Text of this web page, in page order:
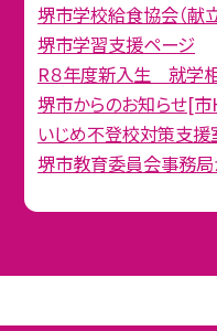
堺市学校給食協会（献
堺市学習支援ページ
R８年度新入生 就学
堺市からのお知らせ[
いじめ不登校対策支
堺市教育委員会事務局